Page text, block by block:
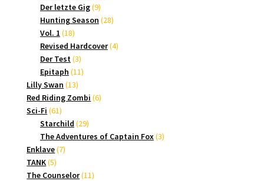
Der letzte Gig 99
Produkte
Hunting Season 2828
Vol. 1 1818
Produkte
Revised Hardcover 44
Der Test 33
Produkte
Epitaph 1111
Lilly Swan 1313
Produkte
Red Riding Zombi 66
Sci-Fi 6161
Produkte
Starchild 2929
Produkte
The Adventures of Captain Fox 33
Enklave 77
TANK 55
Produkte
The Counselor 1111